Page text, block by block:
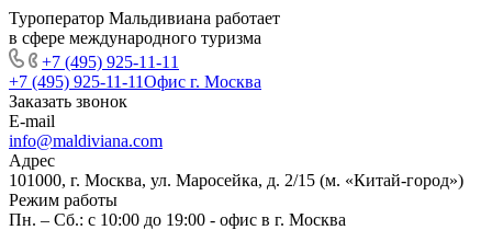
Туроператор Мальдивиана работает
в сфере международного туризма
+7 (495) 925-11-11
+7 (495) 925-11-11Офис г. Москва
Заказать звонок
E-mail
info@maldiviana.com
Адрес
101000, г. Москва, ул. Маросейка, д. 2/15 (м. «Китай-город»)
Режим работы
Пн. – Сб.: с 10:00 до 19:00 - офис в г. Москва